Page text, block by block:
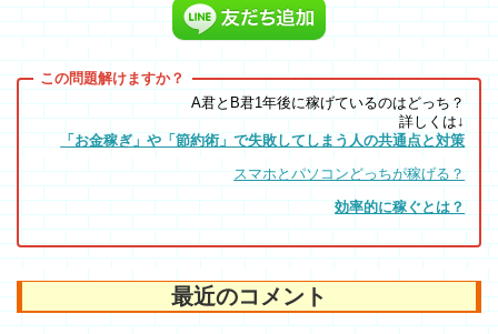
A君とB君1年後に稼げているのはどっち？
詳しくは↓
「お金稼ぎ」や「節約術」で失敗してしまう人の共通点と対策
スマホとパソコンどっちが稼げる？
効率的に稼ぐとは？
最近のコメント